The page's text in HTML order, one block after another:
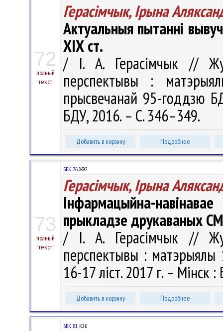
72
полный
текст
Герасімчык, Ірына
Актуальныя пытанні
ХІХ ст.
/ І. А. Герасімчык //
перспектывы :
прысвечанай 95-годдзю
БДУ, 2016. – С. 346–349.
Добавить в корзину Подробнее
73
полный
текст
ББК 76.Ж92
Герасімчык, Ірына
Інфармацыйна-
прыкладзе друкаваных
/ І. А. Герасімчык //
перспектывы : матэрыялы
16-17 ліст. 2017 г. – Мінск
Добавить в корзину Подробнее
ББК 81.К26